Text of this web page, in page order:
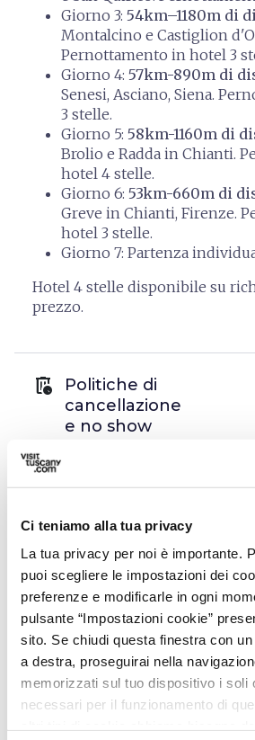
Ci teniamo alla tua privacy
La tua privacy per noi è importante.
puoi scegliere le impostazioni dei
preferenze e modificarle in ogni
pulsante “Impostazioni cookie”
sito. Se chiudi questa finestra con
a destra, proseguirai nella
memorizzati sul tuo dispositivo i soli
necessari per il funzionamento di
Giorno 3: 54km–1180m di
Montalcino e Castiglion
Pernottamento in hotel 3
Giorno 4: 57km-890m di
Senesi, Asciano, Siena.
3 stelle.
Giorno 5: 58km-1160m di
Brolio e Radda in Chianti.
hotel 4 stelle.
Giorno 6: 53km-660m di
Greve in Chianti, Firenze.
hotel 3 stelle.
Giorno 7: Partenza
Hotel 4 stelle disponibile su
prezzo.
auto_delete
Politiche di
cancellazione
e no show
Meno di 21 giorni: penale
Consulta le politiche di
info Organizzazione
Anima Toscana SRL
P.IVA: 01376870521